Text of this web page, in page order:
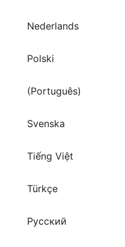
Nederlands
Polski
(Português)
Svenska
Tiếng Việt
Türkçe
Русский